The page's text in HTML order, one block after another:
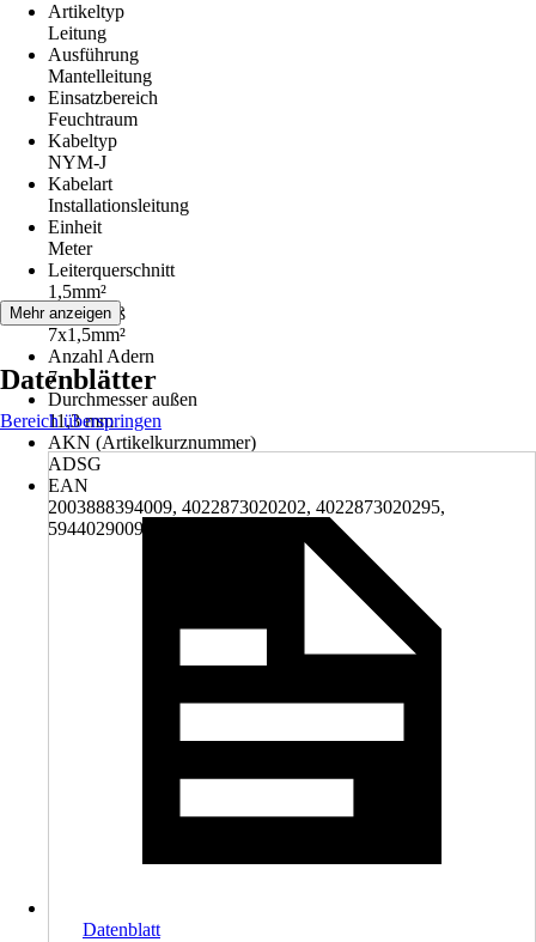
Artikeltyp
Leitung
Ausführung
Mantelleitung
Einsatzbereich
Feuchtraum
Kabeltyp
NYM-J
Kabelart
Installationsleitung
Einheit
Meter
Leiterquerschnitt
1,5mm²
Kabelmaß
7x1,5mm²
Anzahl Adern
7
Durchmesser außen
11,3 mm
AKN (Artikelkurznummer)
ADSG
EAN
2003888394009, 4022873020202, 4022873020295,
5944029009345
Mehr anzeigen
Datenblätter
Bereich überspringen
Datenblatt